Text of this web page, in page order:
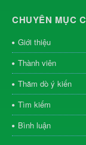
CHUYÊN MỤC
Giới thiệu
Thành viên
Thăm dò ý kiến
Tìm kiếm
Bình luận